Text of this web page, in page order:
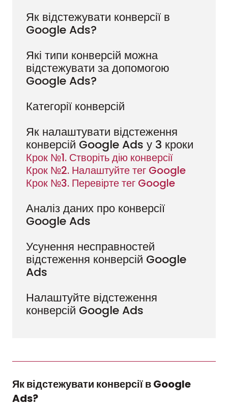
Як відстежувати конверсії в
Google Ads?
Які типи конверсій можна
відстежувати за допомогою
Google Ads?
Категорії конверсій
Як налаштувати відстеження
конверсій Google Ads у 3 кроки
Крок №1. Створіть дію конверсії
Крок №2. Налаштуйте тег Google
Крок №3. Перевірте тег Google
Аналіз даних про конверсії
Google Ads
Усунення несправностей
відстеження конверсій Google
Ads
Налаштуйте відстеження
конверсій Google Ads
Як відстежувати конверсії в Google
Ads?